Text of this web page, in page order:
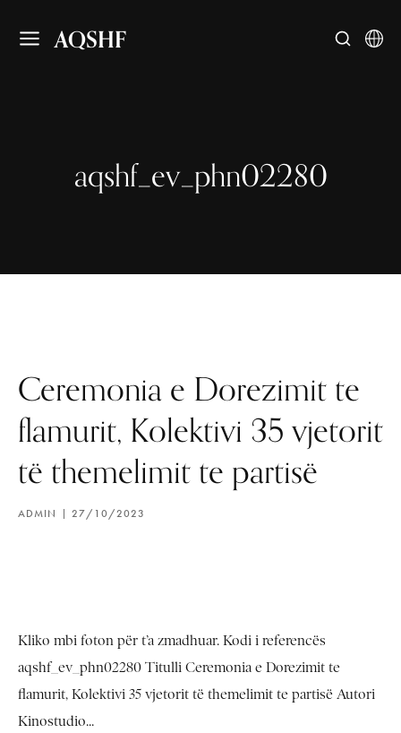
AQSHF
aqshf_ev_phn02280
Ceremonia e Dorezimit te
flamurit, Kolektivi 35 vjetorit
të themelimit te partisë
ADMIN 27/10/2023
Kliko mbi foton për t’a zmadhuar. Kodi i referencës
aqshf_ev_phn02280 Titulli Ceremonia e Dorezimit te
flamurit, Kolektivi 35 vjetorit të themelimit te partisë Autori
Kinostudio...